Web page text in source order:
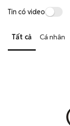
Tin có video
Tất cả Cá nhân